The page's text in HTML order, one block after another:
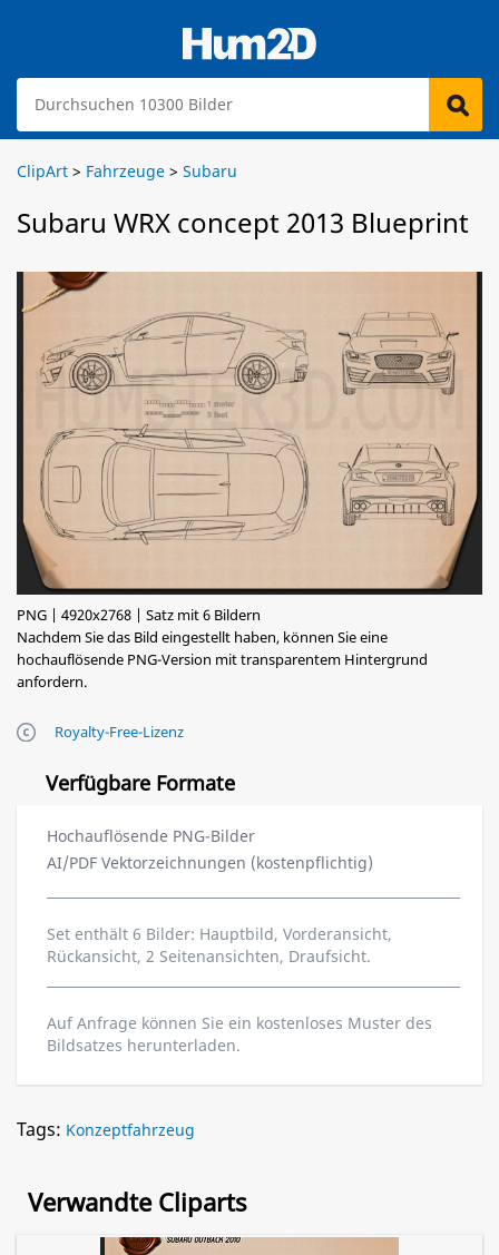
ClipArt > Fahrzeuge > Subaru
Subaru WRX concept 2013 Blueprint
PNG | 4920x2768 | Satz mit 6 Bildern
Nachdem Sie das Bild eingestellt haben, können Sie eine
hochauflösende PNG-Version mit transparentem Hintergrund
anfordern.
Royalty-Free-Lizenz
Verfügbare Formate
Hochauflösende PNG-Bilder
AI/PDF Vektorzeichnungen (kostenpflichtig)
Set enthält 6 Bilder: Hauptbild, Vorderansicht,
Rückansicht, 2 Seitenansichten, Draufsicht.
Auf Anfrage können Sie ein kostenloses Muster des
Bildsatzes herunterladen.
Tags: Konzeptfahrzeug
Verwandte Cliparts